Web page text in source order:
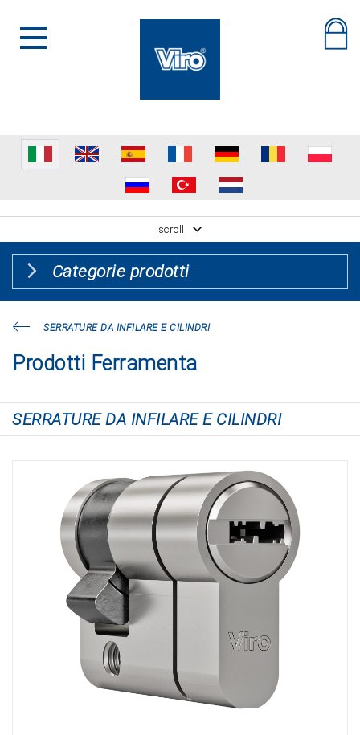
scroll
Categorie prodotti
SERRATURE DA INFILARE E CILINDRI
Prodotti Ferramenta
SERRATURE DA INFILARE E CILINDRI